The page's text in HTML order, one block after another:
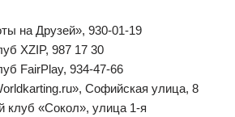
на Друзей», 930-01-19
XZIP, 987 17 30
FairPlay, 934-47-66
Софийская улица, 8
клуб «Сокол», улица 1-я